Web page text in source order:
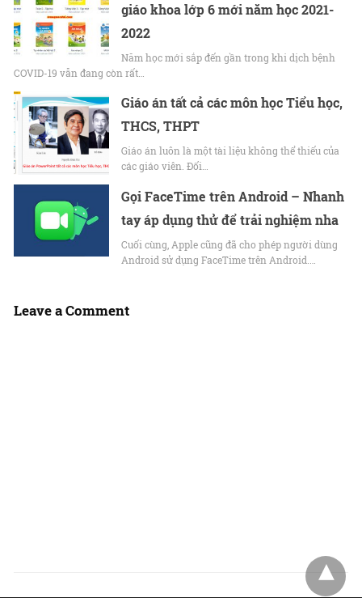
giáo khoa lớp 6 mới năm học 2021-
2022
Năm học mới sắp đến gần trong khi dịch bệnh
COVID-19 vẫn đang còn rất…
Giáo án tất cả các môn học Tiểu học,
THCS, THPT
Giáo án luôn là một tài liệu không thể thiếu của
các giáo viên. Đối…
Gọi FaceTime trên Android – Nhanh
tay áp dụng thử để trải nghiệm nha
Cuối cùng, Apple cũng đã cho phép người dùng
Android sử dụng FaceTime trên Android.…
Leave a Comment